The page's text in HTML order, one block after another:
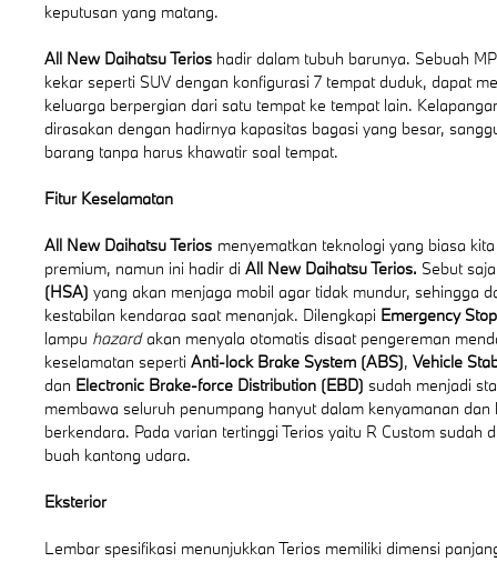
keputusan yang matang.
All New Daihatsu Terios hadir dalam tubuh barunya. Sebuah
kekar seperti SUV dengan konfigurasi 7 tempat duduk, dapat
keluarga berpergian dari satu tempat ke tempat lain.
dirasakan dengan hadirnya kapasitas bagasi yang besar,
barang tanpa harus khawatir soal tempat.
Fitur Keselamatan
All New Daihatsu Terios menyematkan teknologi yang biasa
premium, namun ini hadir di All New Daihatsu Terios. Sebut
(HSA) yang akan menjaga mobil agar tidak mundur, sehingga
kestabilan kendaraa saat menanjak. Dilengkapi Emergency
lampu hazardakan menyala otomatis disaat pengereman
keselamatan seperti Anti-lock Brake System (ABS), Vehicle
dan Electronic Brake-force Distribution (EBD) sudah menjadi
membawa seluruh penumpang hanyut dalam kenyamanan dan
berkendara. Pada varian tertinggi Terios yaitu R Custom sudah
buah kantong udara.
Eksterior
Lembar spesifikasi menunjukkan Terios memiliki dimensi